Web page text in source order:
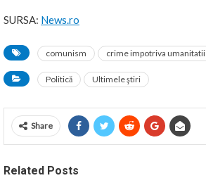
SURSA: News.ro
comunism crime impotriva umanitatii
Politică Ultimele ştiri
Share
Related Posts